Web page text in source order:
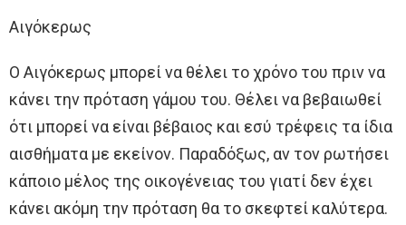
Αιγόκερως
Ο Αιγόκερως μπορεί να θέλει το χρόνο του πριν να
κάνει την πρόταση γάμου του. Θέλει να βεβαιωθεί
ότι μπορεί να είναι βέβαιος και εσύ τρέφεις τα ίδια
αισθήματα με εκείνον. Παραδόξως, αν τον ρωτήσει
κάποιο μέλος της οικογένειας του γιατί δεν έχει
κάνει ακόμη την πρόταση θα το σκεφτεί καλύτερα.